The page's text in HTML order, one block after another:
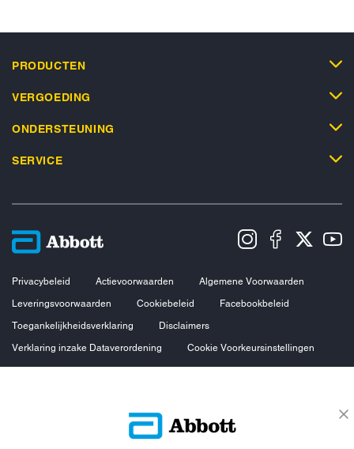
PRODUCTEN
VERGOEDING
ONDERSTEUNING
SERVICE
Privacybeleid Actievoorwaarden
Algemene Voorwaarden
Leveringsvoorwaarden
Cookiebeleid
Facebookbeleid
Toegankelijkheidsverklaring
Disclaimers
Verklaring inzake Dataverordening
Cookie Voorkeursinstellingen
intellectueel eigendom van Abbott. Android en Google Play zijn
handelsmerken van Google LLC. iPhone en App Store zijn handelsmerken
van Apple Inc. Andere handelsmerken zijn eigendom van hun